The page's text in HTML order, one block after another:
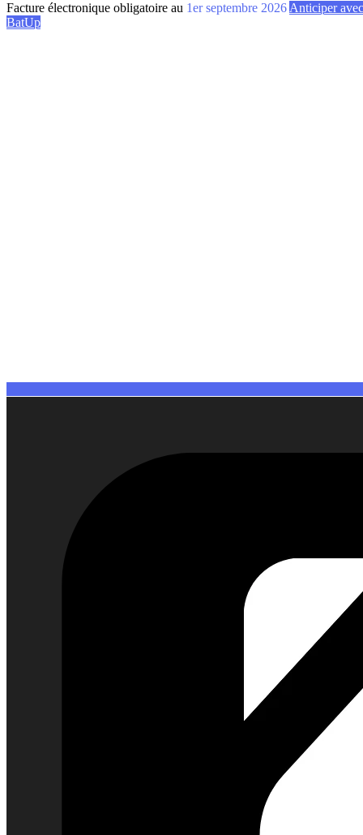
Facture électronique obligatoire au 1er septembre 2026 Anticiper avec
BatUp